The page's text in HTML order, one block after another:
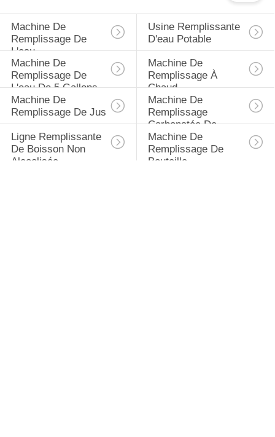
Machine De
Remplissage De
L'eau
Usine Remplissante
D'eau Potable
Machine De
Remplissage De
L'eau De 5 Gallons
Machine De
Remplissage À
Chaud
Machine De
Remplissage De Jus
Machine De
Remplissage
Carbonatée De
Boissons
Ligne Remplissante
De Boisson Non
Alcoolisée
Machine De
Remplissage De
Bouteille